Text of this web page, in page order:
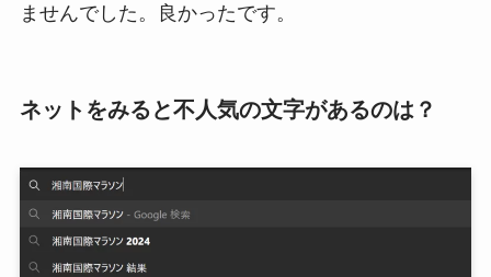
ませんでした。良かったです。
ネットをみると不人気の文字があるのは？